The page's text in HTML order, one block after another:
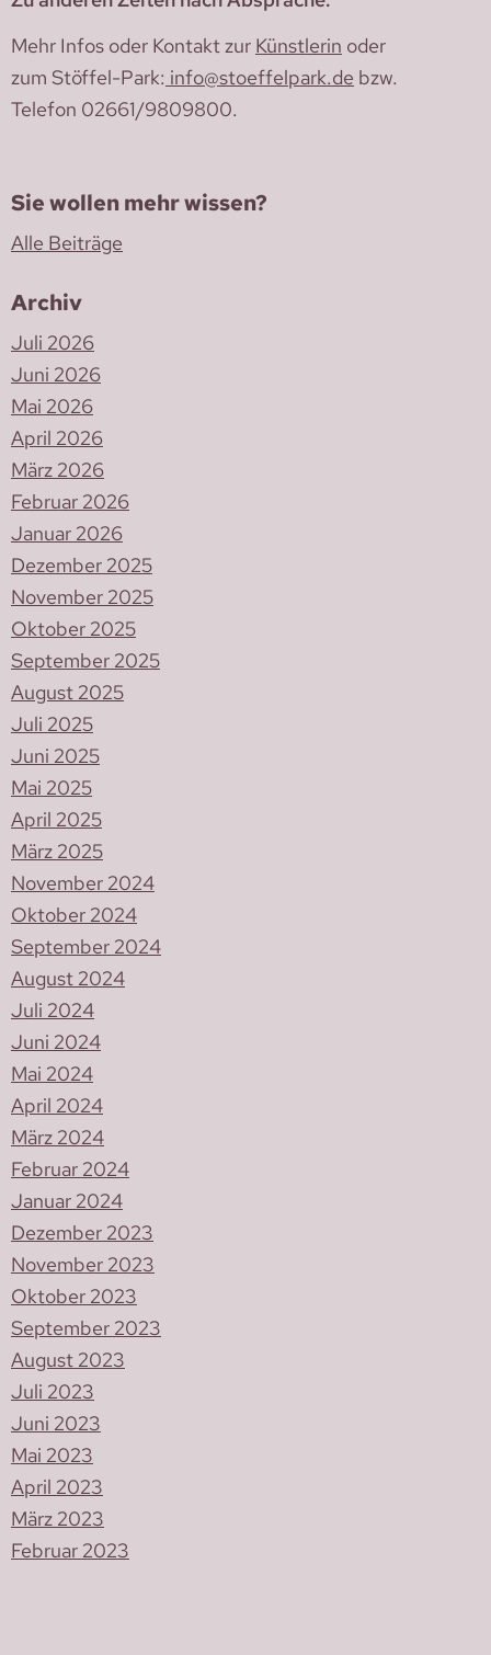
Mehr Infos oder Kontakt zur Künstlerin oder
zum Stöffel-Park: info@stoeffelpark.de bzw.
Telefon 02661/9809800.
Sie wollen mehr wissen?
Alle Beiträge
Archiv
Juli 2026
Juni 2026
Mai 2026
April 2026
März 2026
Februar 2026
Januar 2026
Dezember 2025
November 2025
Oktober 2025
September 2025
August 2025
Juli 2025
Juni 2025
Mai 2025
April 2025
März 2025
November 2024
Oktober 2024
September 2024
August 2024
Juli 2024
Juni 2024
Mai 2024
April 2024
März 2024
Februar 2024
Januar 2024
Dezember 2023
November 2023
Oktober 2023
September 2023
August 2023
Juli 2023
Juni 2023
Mai 2023
April 2023
März 2023
Februar 2023